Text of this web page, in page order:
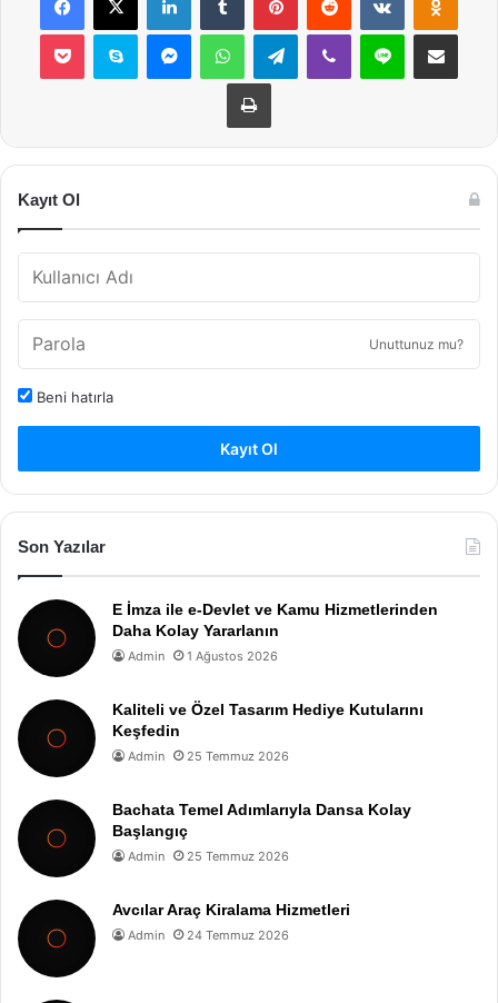
Pocket Skype MessengerWhatsAppTelegramViber Line E-Posta ile
Yazdır
Kayıt Ol
Unuttunuz mu?
Beni hatırla
Kayıt Ol
Son Yazılar
E İmza ile e-Devlet ve Kamu Hizmetlerinden
Daha Kolay Yararlanın
Admin 1 Ağustos 2026
Kaliteli ve Özel Tasarım Hediye Kutularını
Keşfedin
Admin 25 Temmuz 2026
Bachata Temel Adımlarıyla Dansa Kolay
Başlangıç
Admin 25 Temmuz 2026
Avcılar Araç Kiralama Hizmetleri
Admin 24 Temmuz 2026